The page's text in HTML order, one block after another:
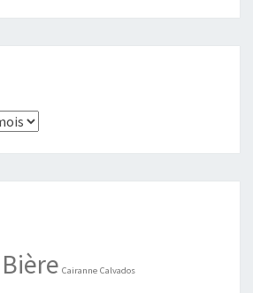
Bière Cairanne Calvados